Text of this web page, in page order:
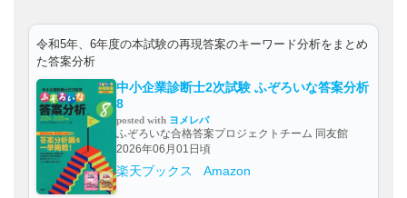
令和5年、6年度の本試験の再現答案のキーワード分析をまとめ
た答案分析
中小企業診断士2次試験 ふぞろいな答案分析
8
posted with ヨメレバ
ふぞろいな合格答案プロジェクトチーム 同友館
2026年06月01日頃
楽天ブックス Amazon